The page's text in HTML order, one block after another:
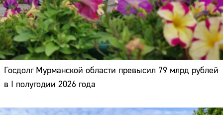
Госдолг Мурманской области превысил 79 млрд рублей
в I полугодии 2026 года